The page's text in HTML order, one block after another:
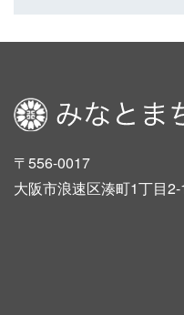
〒556-0017
大阪市浪速区湊町1丁目